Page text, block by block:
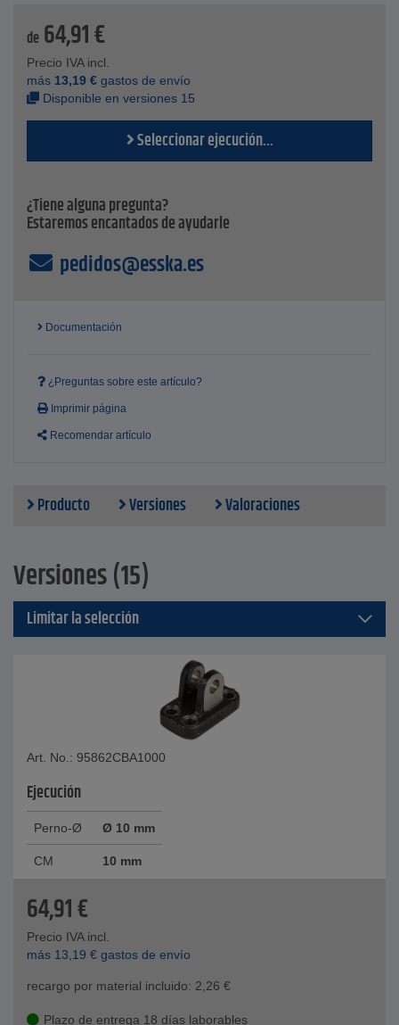
Se suministra sin tornillos
Tipo - CBA
Norma - ISO 8132
Forma - A
Ángulo - 180
de 64,91€
Precio IVA incl.
más 13,19 € gastos de envío
Disponible en versiones 15
Seleccionar ejecución...
¿Tiene alguna pregunta?
Estaremos encantados de ayudarle
pedidos@esska.es
Documentación
¿Preguntas sobre este artículo?
Imprimir página
Recomendar artículo
Producto Versiones Valoraciones
Versiones (15)
Limitar la selección
Art. No.: 95862CBA1000
Ejecución
Perno-Ø Ø 10 mm
CM 10 mm
64,91€
Precio IVA incl.
más 13,19 € gastos de envío
recargo por material incluido: 2,26 €
Plazo de entrega 18 días laborables